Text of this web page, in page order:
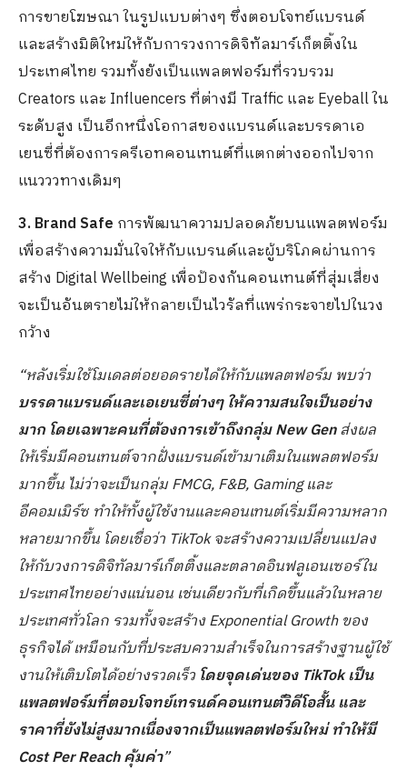
การขายโฆษณา ในรูปแบบต่างๆ ซึ่งตอบโจทย์แบรนด์
และสร้างมิติใหม่ให้กับการวงการดิจิทัลมาร์เก็ตติ้งใน
ประเทศไทย รวมทั้งยังเป็นแพลตฟอร์มที่รวบรวม
Creators และ Influencers ที่ต่างมี Traffic และ Eyeball ใน
ระดับสูง เป็นอีกหนึ่งโอกาสของแบรนด์และบรรดาเอ
เยนซี่ที่ต้องการครีเอทคอนเทนต์ที่แตกต่างออกไปจาก
แนวววทางเดิมๆ
3. Brand Safe การพัฒนาความปลอดภัยบนแพลตฟอร์ม
เพื่อสร้างความมั่นใจให้กับแบรนด์และผู้บริโภคผ่านการ
สร้าง Digital Wellbeing เพื่อป้องกันคอนเทนต์ที่สุ่มเสี่ยง
จะเป็นอันตรายไม่ให้กลายเป็นไวรัลที่แพร่กระจายไปในวง
กว้าง
“หลังเริ่มใช้โมเดลต่อยอดรายได้ให้กับแพลตฟอร์ม​ พบว่า
บรรดาแบรนด์และเอเยนซี่ต่า​งๆ ให้ความสนใจเป็นอย่าง
มาก โดยเฉพาะคนที่ต้องการเข้าถึงกลุ่ม New Genส่งผล
ให้​เริ่มมีคอนเทนต์จากฝั่งแบรนด์เข้ามาเติมในแพลตฟอร์ม
มากขึ้น ไม่ว่าจะเป็นกลุ่ม FMCG, F&B, Gaming และ
อีคอมเมิร์ซ ​ทำให้ทั้งผู้ใช้งานและคอนเทนต์เริ่มมีความหลาก
หลายมากขึ้น ​โดยเชื่อว่า​ TikTok จะสร้างความเปลี่ยนแปลง
ให้กับวงการดิจิทัลมาร์เก็ตติ้งและตลาดอินฟลูเอนเซอร์ใน
ประเทศไทยอย่างแน่นอน เช่นเดียวกับที่เกิดขึ้นแล้วในหลาย
ประเทศทั่วโลก รวมทั้งจะสร้าง Exponential Growth ของ
ธุรกิจได้​ เหมือนกับที่ประสบความสำเร็จในการสร้างฐานผู้ใช้
งานให้เติบโตได้อย่างรวดเร็ว ​โดยจุดเด่นของ TikTok เป็น
แพลตฟอร์มที่ตอบโจทย์เทรนด์คอนเทนต์วิดีโอสั้น และ
ราคาที่ยังไม่สูงมากเนื่องจากเป็นแพลตฟอร์มใหม่ ทำให้มี
Cost Per Reach คุ้มค่า​”